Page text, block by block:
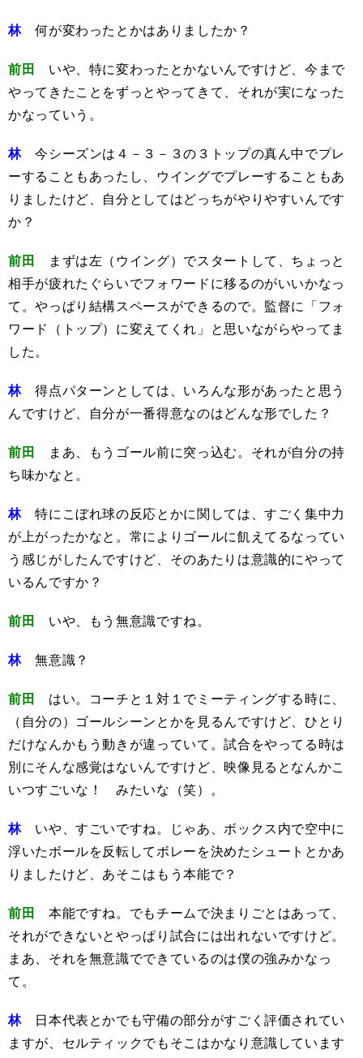
林何が変わったとかはありましたか？
前田 いや、特に変わったとかないんですけど、今まで
やってきたことをずっとやってきて、それが実になった
かなっていう。
林今シーズンは４－３－３の３トップの真ん中でプレ
ーすることもあったし、ウイングでプレーすることもあ
りましたけど、自分としてはどっちがやりやすいんです
か？
前田 まずは左（ウイング）でスタートして、ちょっと
相手が疲れたぐらいでフォワードに移るのがいいかなっ
て。やっぱり結構スペースができるので。監督に「フォ
ワード（トップ）に変えてくれ」と思いながらやってま
した。
林得点パターンとしては、いろんな形があったと思う
んですけど、自分が一番得意なのはどんな形でした？
前田 まあ、もうゴール前に突っ込む。それが自分の持
ち味かなと。
林特にこぼれ球の反応とかに関しては、すごく集中力
が上がったかなと。常によりゴールに飢えてるなってい
う感じがしたんですけど、そのあたりは意識的にやって
いるんですか？
前田 いや、もう無意識ですね。
林無意識？
前田 はい。コーチと１対１でミーティングする時に、
（自分の）ゴールシーンとかを見るんですけど、ひとり
だけなんかもう動きが違っていて。試合をやってる時は
別にそんな感覚はないんですけど、映像見るとなんかこ
いつすごいな！ みたいな（笑）。
林いや、すごいですね。じゃあ、ボックス内で空中に
浮いたボールを反転してボレーを決めたシュートとかあ
りましたけど、あそこはもう本能で？
前田 本能ですね。でもチームで決まりごとはあって、
それができないとやっぱり試合には出れないですけど。
まあ、それを無意識でできているのは僕の強みかなっ
て。
林日本代表とかでも守備の部分がすごく評価されてい
ますが、セルティックでもそこはかなり意識しています